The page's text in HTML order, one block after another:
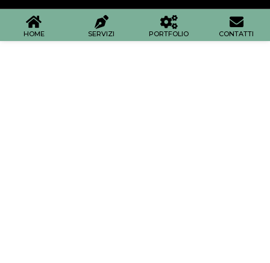
HOME SERVIZI PORTFOLIO CONTATTI